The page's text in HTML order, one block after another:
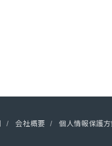
会社概要 個人情報保護